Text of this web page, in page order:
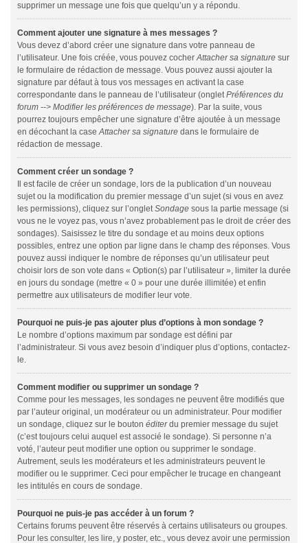
supprimer un message une fois que quelqu’un y a répondu.
Comment ajouter une signature à mes messages ?
Vous devez d’abord créer une signature dans votre panneau de
l’utilisateur. Une fois créée, vous pouvez cocherAttacher sa signature sur
le formulaire de rédaction de message. Vous pouvez aussi ajouter la
signature par défaut à tous vos messages en activant la case
correspondante dans le panneau de l’utilisateur (ongletPréférences du
forum --> Modifier les préférences de message). Par la suite, vous
pourrez toujours empêcher une signature d’être ajoutée à un message
en décochant la caseAttacher sa signature dans le formulaire de
rédaction de message.
Comment créer un sondage ?
Il est facile de créer un sondage, lors de la publication d’un nouveau
sujet ou la modification du premier message d’un sujet (si vous en avez
les permissions), cliquez sur l’ongletSondage sous la partie message (si
vous ne le voyez pas, vous n’avez probablement pas le droit de créer des
sondages). Saisissez le titre du sondage et au moins deux options
possibles, entrez une option par ligne dans le champ des réponses. Vous
pouvez aussi indiquer le nombre de réponses qu’un utilisateur peut
choisir lors de son vote dans « Option(s) par l’utilisateur », limiter la durée
en jours du sondage (mettre « 0 » pour une durée illimitée) et enfin
permettre aux utilisateurs de modifier leur vote.
Pourquoi ne puis-je pas ajouter plus d’options à mon sondage ?
Le nombre d’options maximum par sondage est défini par
l’administrateur. Si vous avez besoin d’indiquer plus d’options, contactez-
le.
Comment modifier ou supprimer un sondage ?
Comme pour les messages, les sondages ne peuvent être modifiés que
par l’auteur original, un modérateur ou un administrateur. Pour modifier
un sondage, cliquez sur le bouton éditerdu premier message du sujet
(c’est toujours celui auquel est associé le sondage). Si personne n’a
voté, l’auteur peut modifier une option ou supprimer le sondage.
Autrement, seuls les modérateurs et les administrateurs peuvent le
modifier ou le supprimer. Ceci pour empêcher le trucage en changeant
les intitulés en cours de sondage.
Pourquoi ne puis-je pas accéder à un forum ?
Certains forums peuvent être réservés à certains utilisateurs ou groupes.
Pour les consulter, les lire, y poster, etc., vous devez avoir une permission